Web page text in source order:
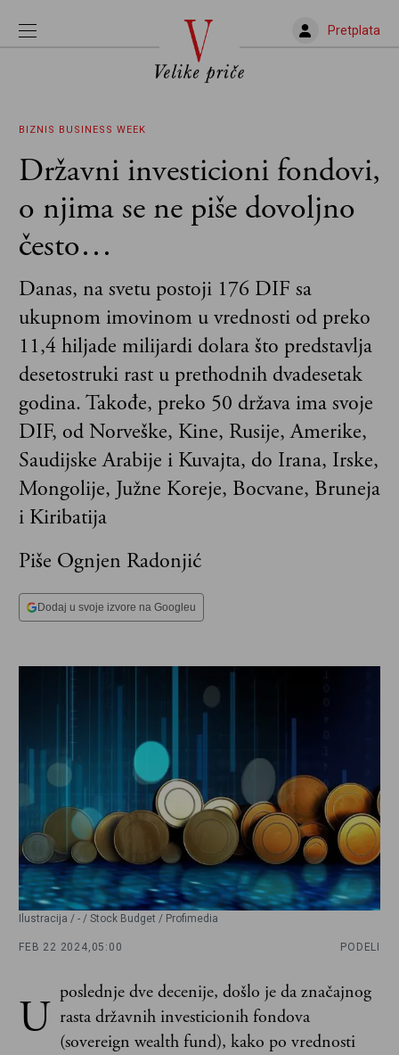
Pretplata
BIZNIS BUSINESS WEEK
Državni investicioni fondovi,
o njima se ne piše dovoljno
često…
Danas, na svetu postoji 176 DIF sa
ukupnom imovinom u vrednosti od preko
11,4 hiljade milijardi dolara što predstavlja
desetostruki rast u prethodnih dvadesetak
godina. Takođe, preko 50 država ima svoje
DIF, od Norveške, Kine, Rusije, Amerike,
Saudijske Arabije i Kuvajta, do Irana, Irske,
Mongolije, Južne Koreje, Bocvane, Bruneja
i Kiribatija
Piše Ognjen Radonjić
Dodaj u svoje izvore na Googleu
Ilustracija / - / Stock Budget / Profimedia
FEB 22 2024, 05:00 PODELI
U poslednje dve decenije, došlo je da značajnog
rasta državnih investicionih fondova
(sovereign wealth fund), kako po vrednosti